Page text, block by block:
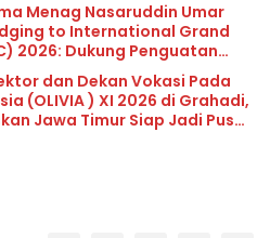
Menag Nasaruddin Umar
to International Grand
2026: Dukung Penguatan
Peradaban, Diplomasi
Global
dan Dekan Vokasi Pada
(OLIVIA ) XI 2026 di Grahadi,
Jawa Timur Siap Jadi Pusat